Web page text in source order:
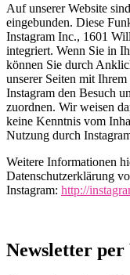
Auf unserer Website
eingebunden. Diese
Instagram Inc., 1601
integriert. Wenn Sie in
können Sie durch
unserer Seiten mit
Instagram den Besuch
zuordnen. Wir weisen
keine Kenntnis vom
Nutzung durch
Weitere Informationen
Datenschutzerklärung
Instagram: http://
Newsletter